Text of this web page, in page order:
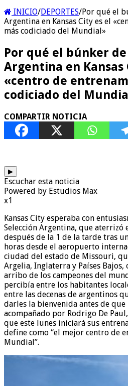
INICIO/DEPORTES/Por qué el
Argentina en Kansas City es el
más codiciado del Mundial»
Por qué el búnker
Argentina en Kansas
«centro de
codiciado del
COMPARTIR NOTICIA
▶
Escuchar esta noticia
Powered by Estudios Max
x1
Kansas City esperaba con
Selección Argentina, que aterrizó
después de la 1 de la tarde tras
horas desde el aeropuerto
ciudad del estado de Missouri,
Argelia, Inglaterra y Países Bajos,
arribo de los campeones del
percibía entre los habitantes
entre las decenas de argentinos
darles la bienvenida antes de que
acompañado por Rodrigo De
que este lunes iniciará sus
define como “el mejor centro de
Mundial”.